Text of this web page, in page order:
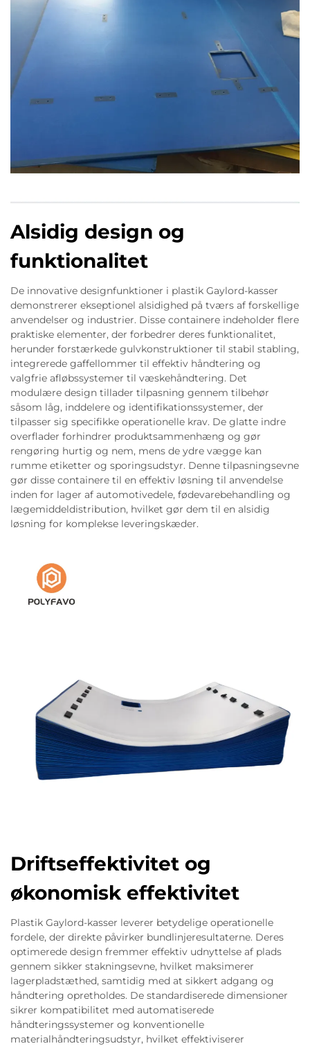
Alsidig design og
funktionalitet
De innovative designfunktioner i plastik Gaylord-kasser
demonstrerer ekseptionel alsidighed på tværs af forskellige
anvendelser og industrier. Disse containere indeholder flere
praktiske elementer, der forbedrer deres funktionalitet,
herunder forstærkede gulvkonstruktioner til stabil stabling,
integrerede gaffellommer til effektiv håndtering og
valgfrie afløbssystemer til væskehåndtering. Det
modulære design tillader tilpasning gennem tilbehør
såsom låg, inddelere og identifikationssystemer, der
tilpasser sig specifikke operationelle krav. De glatte indre
overflader forhindrer produktsammenhæng og gør
rengøring hurtig og nem, mens de ydre vægge kan
rumme etiketter og sporingsudstyr. Denne tilpasningsevne
gør disse containere til en effektiv løsning til anvendelse
inden for lager af automotivedele, fødevarebehandling og
lægemiddeldistribution, hvilket gør dem til en alsidig
løsning for komplekse leveringskæder.
Driftseffektivitet og
økonomisk effektivitet
Plastik Gaylord-kasser leverer betydelige operationelle
fordele, der direkte påvirker bundlinjeresultaterne. Deres
optimerede design fremmer effektiv udnyttelse af plads
gennem sikker stakningsevne, hvilket maksimerer
lagerpladstæthed, samtidig med at sikkert adgang og
håndtering opretholdes. De standardiserede dimensioner
sikrer kompatibilitet med automatiserede
håndteringssystemer og konventionelle
materialhåndteringsudstyr, hvilket effektiviserer